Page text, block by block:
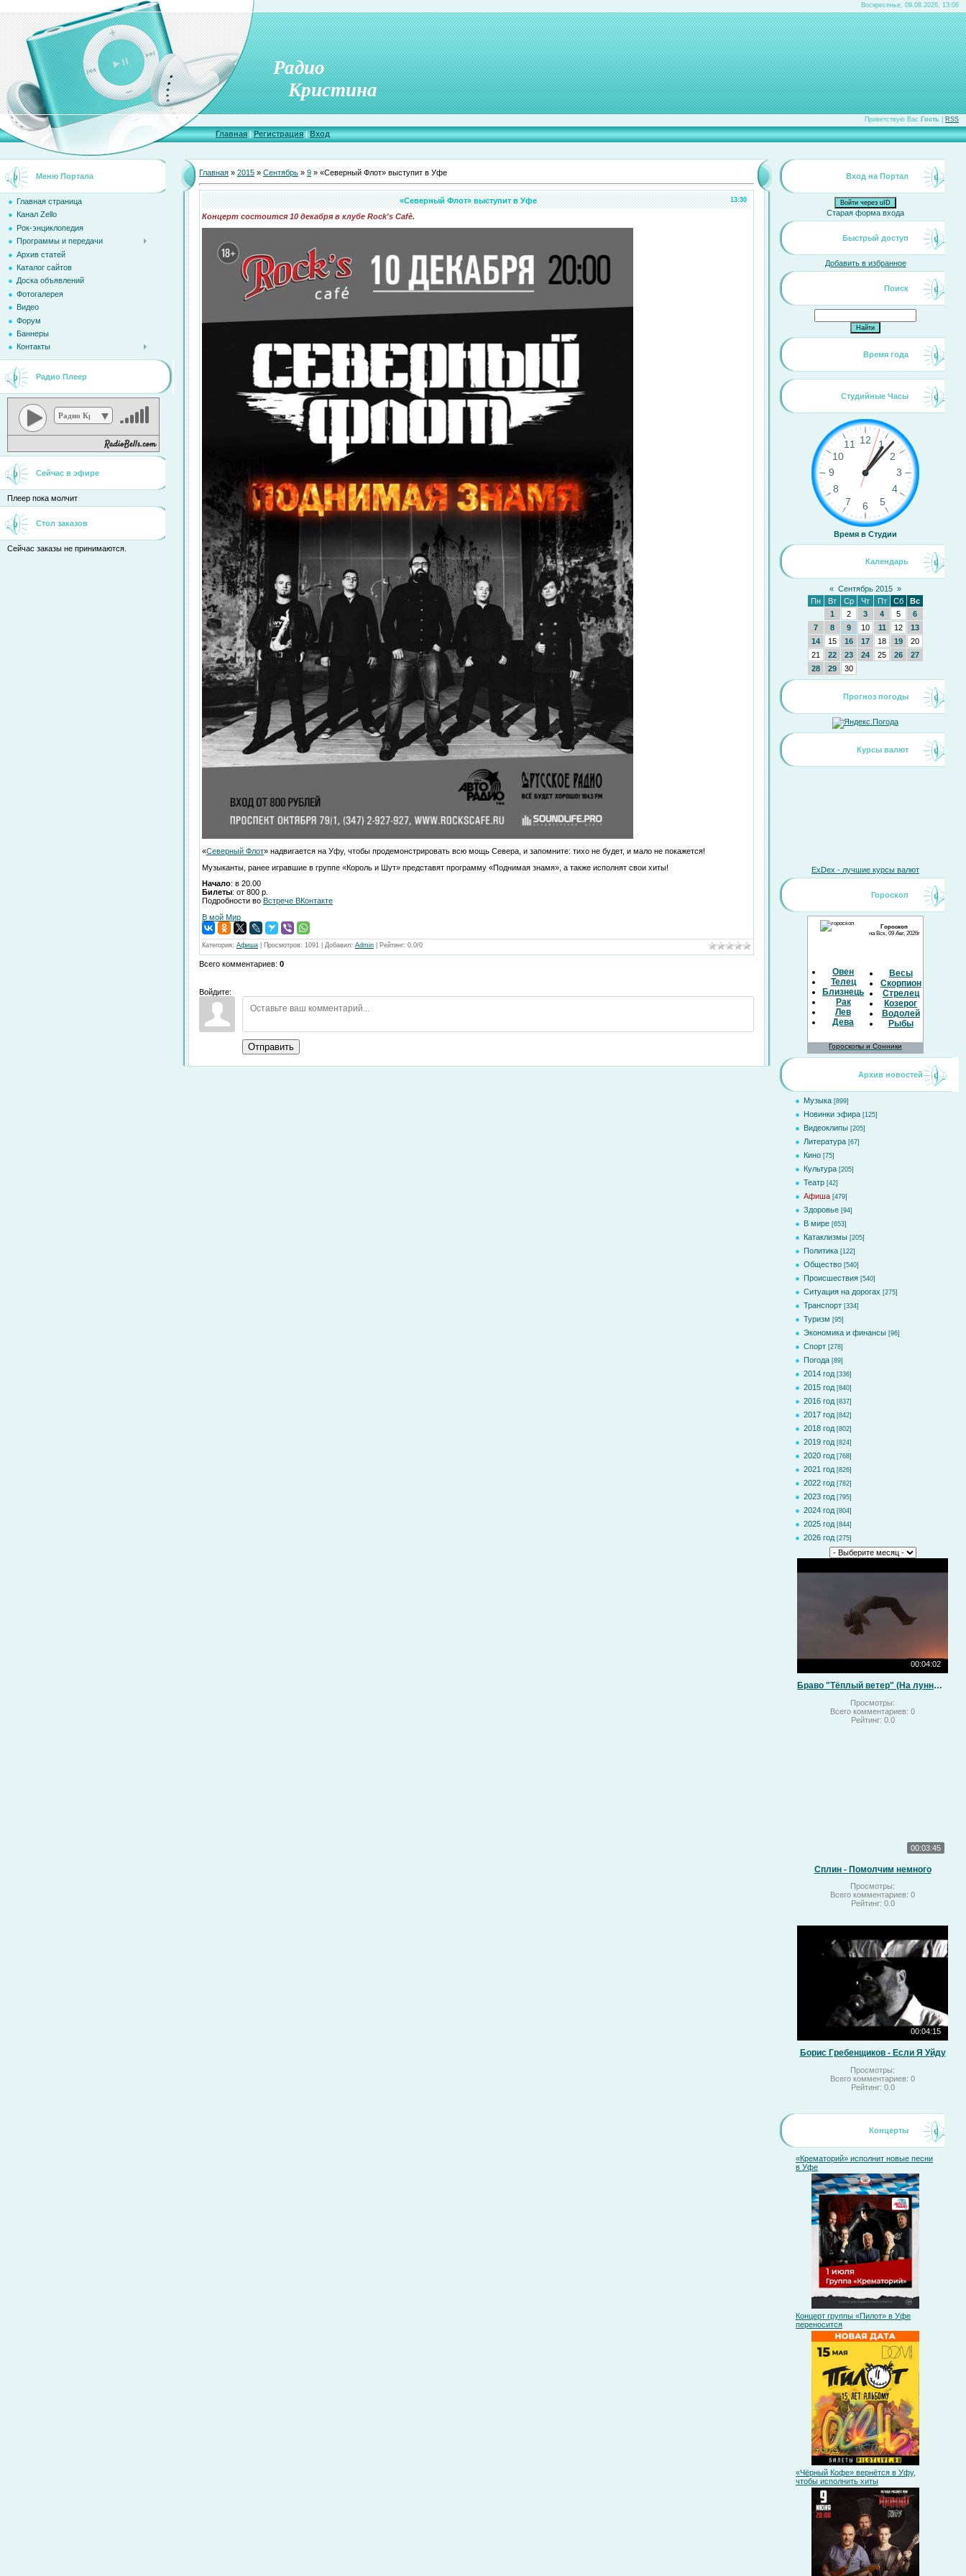
Воскресенье, 09.08.2026, 13:06
Радио
Кристина
Приветствую Вас Гость RSS
Главная|Регистрация|Вход
Меню Портала
Главная страница
Канал Zello
Рок-энциклопедия
Программы и передачи
Архив статей
Каталог сайтов
Доска объявлений
Фотогалерея
Видео
Форум
Баннеры
Контакты
Радио Плеер
Радио Кристина
Сейчас в эфире
Плеер пока молчит
Стол заказов
Сейчас заказы не принимаются.
Главная » 2015 » Сентябрь » 9 » «Северный Флот» выступит в Уфе
13:30
«Северный Флот» выступит в Уфе
Концерт состоится 10 декабря в клубе Rock's Cafè.
«Северный Флот» надвигается на Уфу, чтобы продемонстрировать всю мощь Севера, и запомните: тихо не будет, и мало не покажется!
Музыканты, ранее игравшие в группе «Король и Шут» представят программу «Поднимая знамя», а также исполнят свои хиты!
Начало: в 20.00
Билеты: от 800 р.
Подробности во Встрече ВКонтакте
В мой Мир
Категория: Афиша Просмотров: 1091 Добавил: Admin Рейтинг: 0.0/0
Всего комментариев: 0
Войдите:
Отправить
Вход на Портал
Войти через uID
Старая форма входа
Быстрый доступ
Добавить в избранное
Поиск
Время года
Студийные Часы
Время в Студии
Календарь
« Сентябрь 2015 »
Пн
Вт Ср Чт Пт Сб
Вс
1
2 3 4 5
6
7
8 9 10 11 12
13
14
15 16 17 18 19
20
21
22 23 24 25 26
27
28
29 30
Прогноз погоды
Курсы валют
ExDex - лучшие курсы валют
Гороскоп
Гороскоп
на Вск, 09 Авг, 2026г
Овен
Телец
Близнецы
Рак
Лев
Дева
Весы
Скорпион
Стрелец
Козерог
Водолей
Рыбы
Гороскопы и Сонники
Архив новостей
Музыка [899]
Новинки эфира [125]
Видеоклипы [205]
Литература [67]
Кино [75]
Культура [205]
Театр [42]
Афиша [479]
Здоровье [94]
В мире [653]
Катаклизмы [205]
Политика [122]
Общество [540]
Происшествия [540]
Ситуация на дорогах [275]
Транспорт [334]
Туризм [95]
Экономика и финансы [96]
Спорт [278]
Погода [89]
2014 год [336]
2015 год [840]
2016 год [837]
2017 год [842]
2018 год [802]
2019 год [824]
2020 год [768]
2021 год [826]
2022 год [782]
2023 год [795]
2024 год [804]
2025 год [844]
2026 год [275]
00:04:02
Браво "Тёплый ветер" (На лунный свет)
Просмотры:
Всего комментариев: 0
Рейтинг: 0.0
00:03:45
Сплин - Помолчим немного
Просмотры:
Всего комментариев: 0
Рейтинг: 0.0
00:04:15
Борис Гребенщиков - Если Я Уйду
Просмотры:
Всего комментариев: 0
Рейтинг: 0.0
Концерты
«Крематорий» исполнит новые песни
в Уфе
Концерт группы «Пилот» в Уфе
переносится
«Чёрный Кофе» вернётся в Уфу,
чтобы исполнить хиты